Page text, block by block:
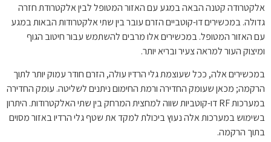
אלקטרודה קטנה הבאה במגע עם האזור המטופל לבין אלקטרודת חזרה
גדולה. במכשירים דו-קוטביים הזרם עובר בין שתי אלקטרודות הבאות במגע
עם האזור המטופל. במכשירים אלו מרבים להשתמש עבור חיטוב הגוף
ומיצוק העור למראה צעיר ובריא יותר.
במכשירים אלה, ככל שעוצמת גלי הרדיו עולה, הזרם חודר עמוק יותר לתוך
הרקמה; מכאן שעומק החדירה ורמת החימום ניתנים לשליטה. עומק החדירה
במערכות RF דו-קוטביות שווה למחצית המרחק בין שתי האלקטרודות. היתרון
בשימוש במערכות אלה נעוץ ביכולת למקד את שטף גלי הרדיו באזור מסוים
בתוך הרקמה.